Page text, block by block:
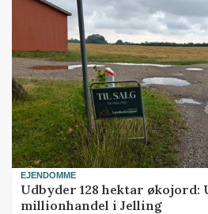
EJENDOMME
Udbyder 128 hektar økojord:
millionhandel i Jelling